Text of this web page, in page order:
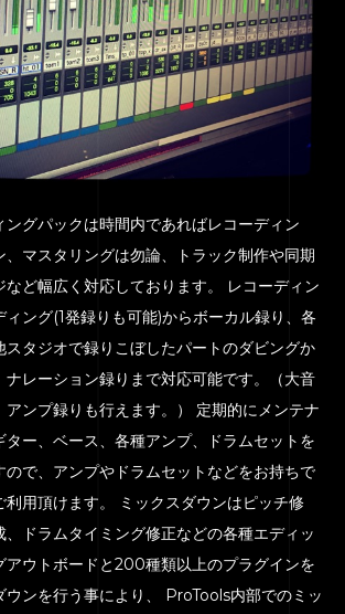
HOME
SERVICE
EQUIPMENT
PRICE
ACCESS
BLOG
CONTACT
グパックは時間内であればレコーディン
、マスタリングは勿論、トラック制作や同期
ど幅広く対応しております。 レコーディン
ィング(1発録りも可能)からボーカル録り、各
スタジオで録りこぼしたパートのダビングか
ナレーション録りまで対応可能です。（大音
ンプ録りも行えます。） 定期的にメンテナ
ター、ベース、各種アンプ、ドラムセットを
ので、アンプやドラムセットなどをお持ちで
利用頂けます。 ミックスダウンはピッチ修
ドラムタイミング修正などの各種エディッ
アウトボードと200種類以上のプラグインを
ウンを行う事により、 ProTools内部でのミッ